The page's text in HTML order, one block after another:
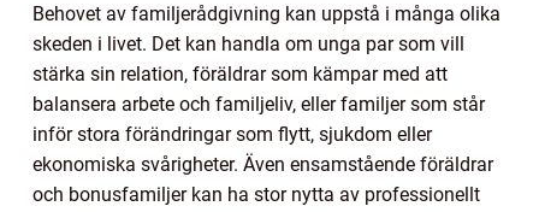
Behovet av familjerådgivning kan uppstå i många olika
skeden i livet. Det kan handla om unga par som vill
stärka sin relation, föräldrar som kämpar med att
balansera arbete och familjeliv, eller familjer som står
inför stora förändringar som flytt, sjukdom eller
ekonomiska svårigheter. Även ensamstående föräldrar
och bonusfamiljer kan ha stor nytta av professionellt